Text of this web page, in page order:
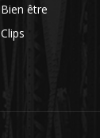
Bien être
Clips